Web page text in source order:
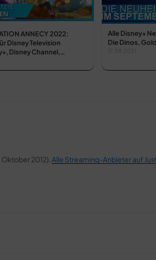
ANNECY 2022:
Disney Television
Disney Channel,…
Alle Disney+
Die Dinos,
17.08.2021
2012). Alle Streaming-Anbieter auf